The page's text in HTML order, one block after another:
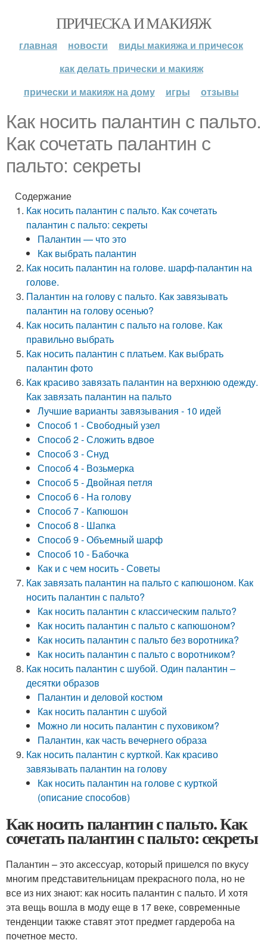
ПРИЧЕСКА И МАКИЯЖ
главная новости
виды макияжа и причесок
как делать прически и макияж
прически и макияж на дому
игры отзывы
Как носить палантин с пальто.
Как сочетать палантин с
пальто: секреты
Содержание
Как носить палантин с пальто. Как сочетать
палантин с пальто: секреты
Палантин — что это
Как выбрать палантин
Как носить палантин на голове. шарф-палантин на
голове.
Палантин на голову с пальто. Как завязывать
палантин на голову осенью?
Как носить палантин с пальто на голове. Как
правильно выбрать
Как носить палантин с платьем. Как выбрать
палантин фото
Как красиво завязать палантин на верхнюю одежду.
Как завязать палантин на пальто
Лучшие варианты завязывания - 10 идей
Способ 1 - Свободный узел
Способ 2 - Сложить вдвое
Способ 3 - Снуд
Способ 4 - Возьмерка
Способ 5 - Двойная петля
Способ 6 - На голову
Способ 7 - Капюшон
Способ 8 - Шапка
Способ 9 - Объемный шарф
Способ 10 - Бабочка
Как и с чем носить - Советы
Как завязать палантин на пальто с капюшоном. Как
носить палантин с пальто?
Как носить палантин с классическим пальто?
Как носить палантин с пальто с капюшоном?
Как носить палантин с пальто без воротника?
Как носить палантин с пальто с воротником?
Как носить палантин с шубой. Один палантин –
десятки образов
Палантин и деловой костюм
Как носить палантин с шубой
Можно ли носить палантин с пуховиком?
Палантин, как часть вечернего образа
Как носить палантин с курткой. Как красиво
завязывать палантин на голову
Как носить палантин на голове с курткой
(описание способов)
Как носить палантин с пальто. Как
сочетать палантин с пальто: секреты
Палантин – это аксессуар, который пришелся по вкусу
многим представительницам прекрасного пола, но не
все из них знают: как носить палантин с пальто. И хотя
эта вещь вошла в моду еще в 17 веке, современные
тенденции также ставят этот предмет гардероба на
почетное место.